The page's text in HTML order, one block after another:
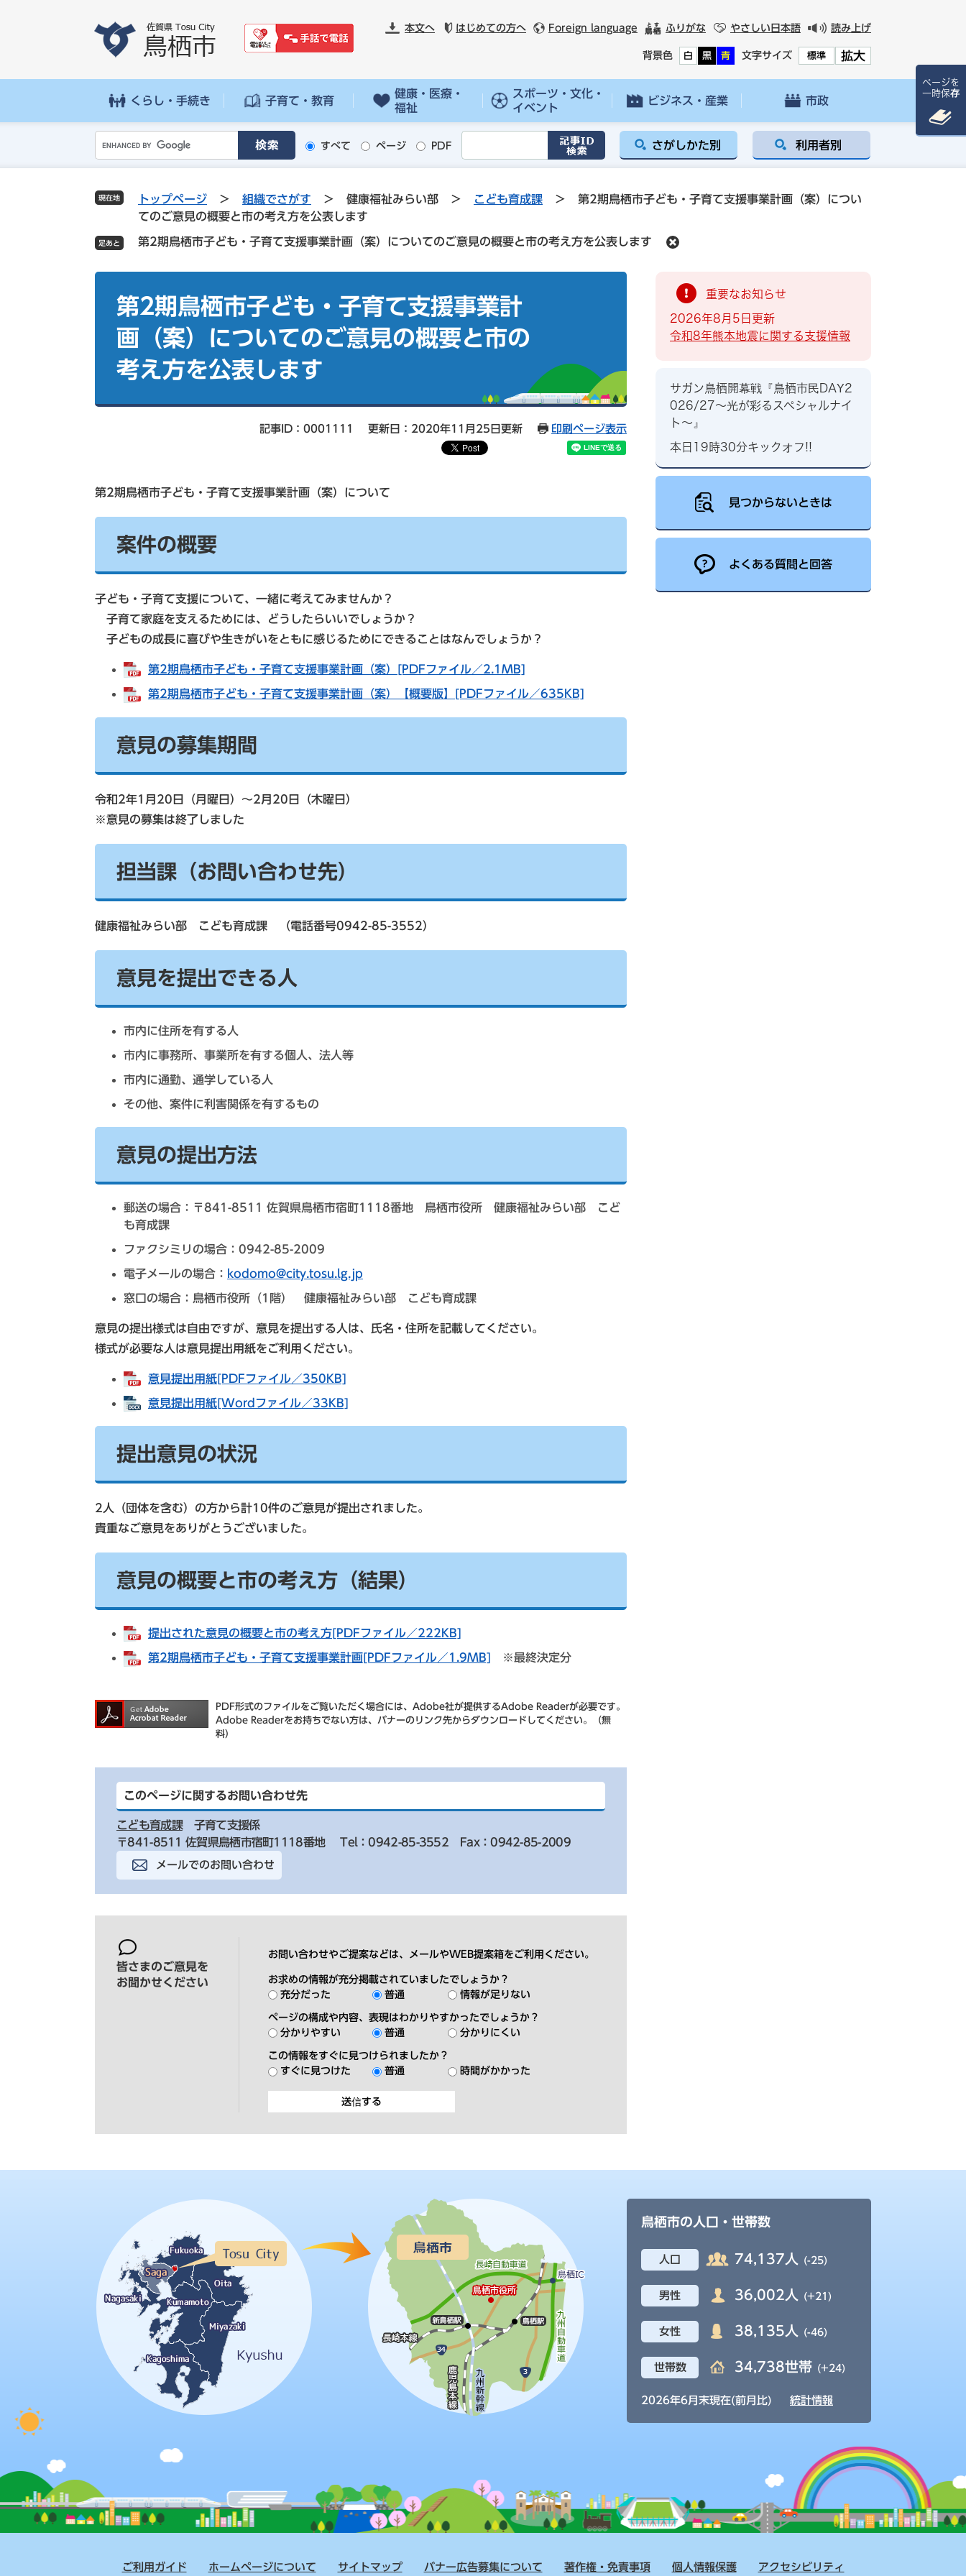
先
を
本文へ はじめての方へ Foreign language ふりがな やさしい日本語 読み上げ
背景色 白 黒 青 文字サイズ 標準 拡大
くらし・手続き 子育て・教育
健康・医療・
福祉
スポーツ・文化・
イベント
ビジネス・産業 市政
o
g
l
カ
タ
すべて ページ PDF さがしかた別 利用者別
現在地 トップページ > 組織でさがす > 健康福祉みらい部 > こども育成課 >
第2期鳥栖市子ども・子育て支援事業計画（案）につい
てのご意見の概要と市の考え方を公表します
第2期鳥栖市子ども・子育て支援事業計画（案）についてのご意見の概要と市の考え方を公表します
第2期鳥栖市子ども・子育て支援事業計
画（案）についてのご意見の概要と市の
考え方を公表します
記事ID：0001111 更新日：2020年11月25日更新 印刷ページ表示
第2期鳥栖市子ども・子育て支援事業計画（案）について
案件の概要
子ども・子育て支援について、一緒に考えてみませんか？
子育て家庭を支えるためには、どうしたらいいでしょうか？
子どもの成長に喜びや生きがいをともに感じるためにできることはなんでしょうか？
第2期鳥栖市子ども・子育て支援事業計画（案）[PDFファイル／2.1MB]
第2期鳥栖市子ども・子育て支援事業計画（案）【概要版】[PDFファイル／635KB]
意見の募集期間
令和2年1月20日（月曜日）～2月20日（木曜日）
※意見の募集は終了しました
担当課（お問い合わせ先）
健康福祉みらい部 こども育成課 （電話番号0942-85-3552）
意見を提出できる人
市内に住所を有する人
市内に事務所、事業所を有する個人、法人等
市内に通勤、通学している人
その他、案件に利害関係を有するもの
意見の提出方法
郵送の場合：〒841-8511 佐賀県鳥栖市宿町1118番地 鳥栖市役所 健康福祉みらい部 こど
も育成課
ファクシミリの場合：0942-85-2009
電子メールの場合： kodomo@city.tosu.lg.jp
窓口の場合：鳥栖市役所（1階） 健康福祉みらい部 こども育成課
意見の提出様式は自由ですが、意見を提出する人は、氏名・住所を記載してください。
様式が必要な人は意見提出用紙をご利用ください。
意見提出用紙[PDFファイル／350KB]
意見提出用紙[Wordファイル／33KB]
提出意見の状況
2人（団体を含む）の方から計10件のご意見が提出されました。
貴重なご意見をありがとうございました。
意見の概要と市の考え方（結果）
提出された意見の概要と市の考え方[PDFファイル／222KB]
第2期鳥栖市子ども・子育て支援事業計画[PDFファイル／1.9MB] ※最終決定分
PDF形式のファイルをご覧いただく場合には、Adobe社が提供するAdobe Readerが必要です。
Adobe Readerをお持ちでない方は、バナーのリンク先からダウンロードしてください。（無
料）
このページに関するお問い合わせ先
こども育成課
子育て支援係
〒841-8511 佐賀県鳥栖市宿町1118番地
Tel：0942-85-3552 Fax：0942-85-2009
メールでのお問い合わせ
皆さまのご意見を
お聞かせください
お問い合わせやご提案などは、メールやWEB提案箱をご利用ください。
お求めの情報が充分掲載されていましたでしょうか？
充分だった
普通 情報が足りない
ページの構成や内容、表現はわかりやすかったでしょうか？
分かりやすい
普通 分かりにくい
この情報をすぐに見つけられましたか？
すぐに見つけた
普通 時間がかかった
重要なお知らせ
2026年8月5日更新
令和8年熊本地震に関する支援情報
サガン鳥栖開幕戦『鳥栖市民DAY2
026/27～光が彩るスペシャルナイ
ト～』
本日19時30分キックオフ!!
見つからないときは
よくある質問と回答
鳥栖市の人口・世帯数
人口 74,137人 (-25)
男性 36,002人 (+21)
女性 38,135人 (-46)
世帯数 34,738世帯 (+24)
2026年6月末現在(前月比) 統計情報
ご利用ガイド ホームページについて サイトマップ バナー広告募集について 著作権・免責事項 個人情報保護 アクセシビリティ
ページを
一時保存